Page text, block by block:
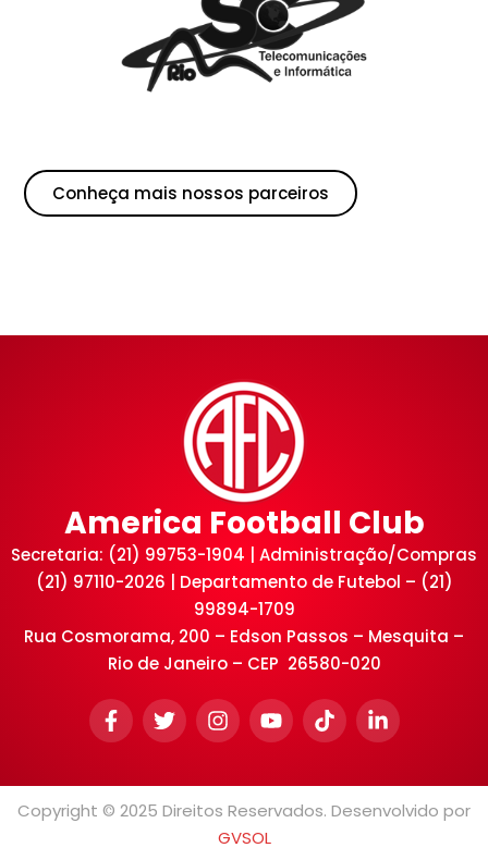
Conheça mais nossos parceiros
America Football Club
Secretaria: (21) 99753-1904 | Administração/Compras
(21) 97110-2026 | Departamento de Futebol – (21)
99894-1709
Rua Cosmorama, 200 – Edson Passos – Mesquita –
Rio de Janeiro – CEP 26580-020
Copyright © 2025 Direitos Reservados. Desenvolvido por
GVSOL